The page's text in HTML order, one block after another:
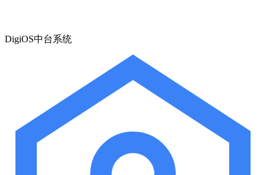
DigiOS中台系统